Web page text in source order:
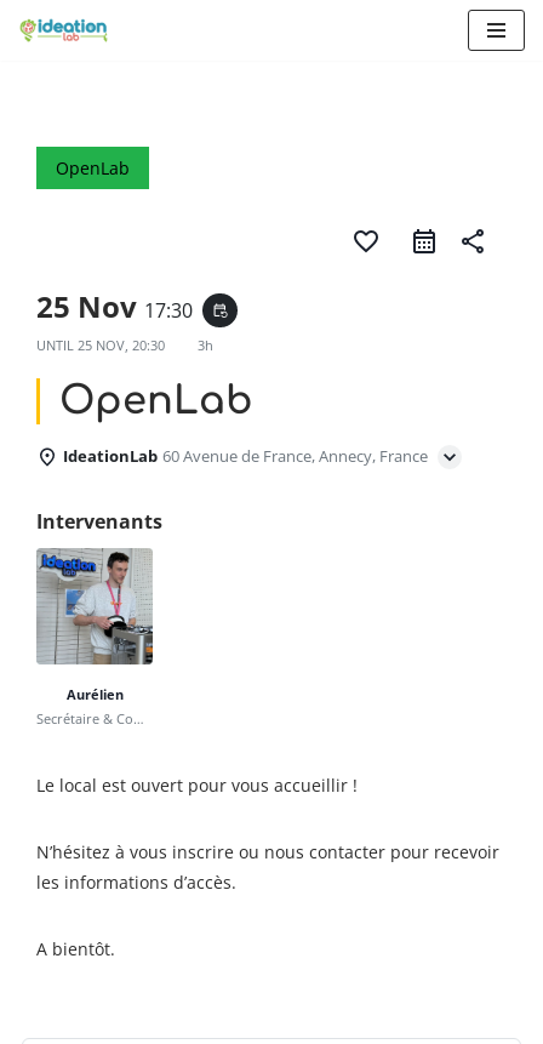
OpenLab
favorite_border share
25 Nov 17:30 event_repeat
UNTIL 25 NOV, 20:30 3h
OpenLab
IdeationLab 60 Avenue de France, Annecy, France
Intervenants
Aurélien
Secrétaire & Communication
Le local est ouvert pour vous accueillir !
N’hésitez à vous inscrire ou nous contacter pour recevoir
les informations d’accès.
A bientôt.